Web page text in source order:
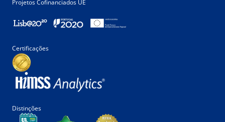
Projetos Cofinanciados UE
Certificações
Distinções